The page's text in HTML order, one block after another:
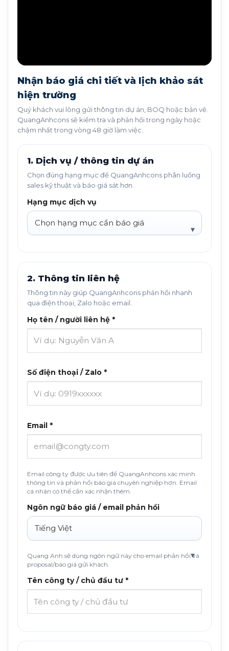
Nhận báo giá chi tiết và lịch khảo sát
hiện trường
Quý khách vui lòng gửi thông tin dự án, BOQ hoặc bản vẽ.
QuangAnhcons sẽ kiểm tra và phản hồi trong ngày hoặc
chậm nhất trong vòng 48 giờ làm việc.
1. Dịch vụ / thông tin dự án
Chọn đúng hạng mục để QuangAnhcons phân luồng
sales kỹ thuật và báo giá sát hơn.
Hạng mục dịch vụ
2. Thông tin liên hệ
Thông tin này giúp QuangAnhcons phản hồi nhanh
qua điện thoại, Zalo hoặc email.
Họ tên / người liên hệ *
Số điện thoại / Zalo *
Email *
Email công ty được ưu tiên để QuangAnhcons xác minh
thông tin và phản hồi báo giá chuyên nghiệp hơn. Email
cá nhân có thể cần xác nhận thêm.
Ngôn ngữ báo giá / email phản hồi
Quang Anh sẽ dùng ngôn ngữ này cho email phản hồi và
proposal/báo giá gửi khách.
Tên công ty / chủ đầu tư *